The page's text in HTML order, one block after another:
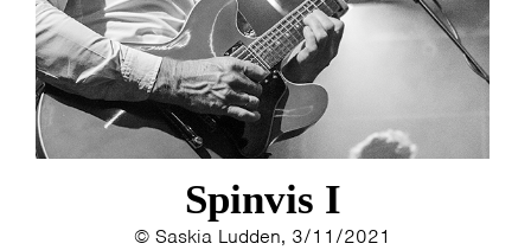
Spinvis I
© Saskia Ludden, 3/11/2021